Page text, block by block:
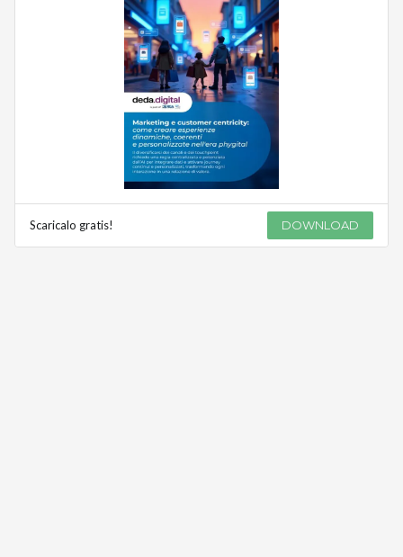
Scaricalo gratis! DOWNLOAD